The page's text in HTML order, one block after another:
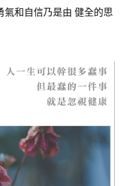
氣和自信乃是由 健全的思